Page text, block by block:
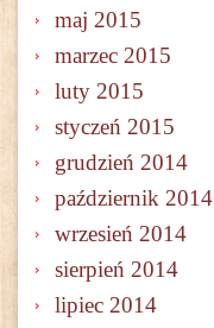
maj 2015
marzec 2015
luty 2015
styczeń 2015
grudzień 2014
październik 2014
wrzesień 2014
sierpień 2014
lipiec 2014